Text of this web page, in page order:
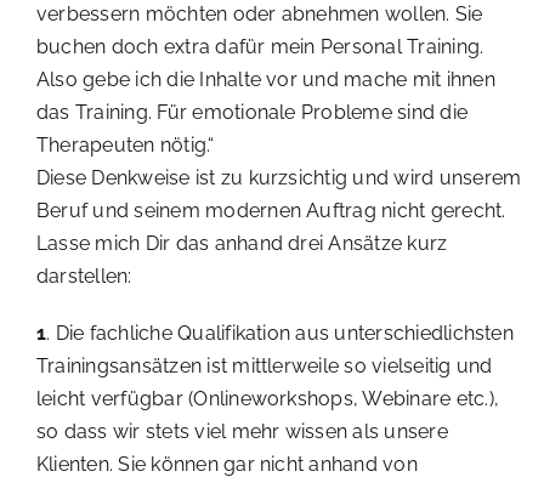
verbessern möchten oder abnehmen wollen. Sie
buchen doch extra dafür mein Personal Training.
Also gebe ich die Inhalte vor und mache mit ihnen
das Training. Für emotionale Probleme sind die
Therapeuten nötig.“
Diese Denkweise ist zu kurzsichtig und wird unserem
Beruf und seinem modernen Auftrag nicht gerecht.
Lasse mich Dir das anhand drei Ansätze kurz
darstellen:
1. Die fachliche Qualifikation aus unterschiedlichsten
Trainingsansätzen ist mittlerweile so vielseitig und
leicht verfügbar (Onlineworkshops, Webinare etc.),
so dass wir stets viel mehr wissen als unsere
Klienten. Sie können gar nicht anhand von